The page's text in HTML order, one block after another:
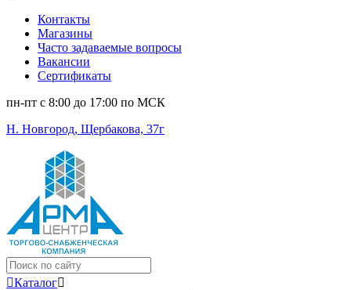
Контакты
Магазины
Часто задаваемые вопросы
Вакансии
Сертификаты
пн-пт c 8:00 до 17:00 по МСК
Н. Новгород, Щербакова, 37г
Поиск
...Каталог